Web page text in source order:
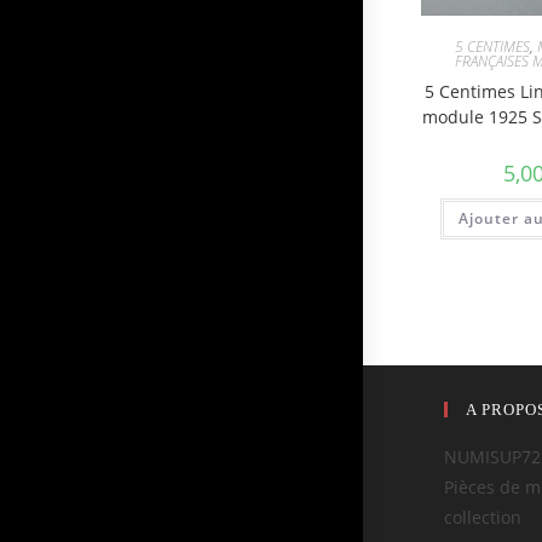
5 CENTIMES,
FRANÇAISES
5 Centimes
module 1925
Ajouter
A
NUMISUP72
Pièces de
collection